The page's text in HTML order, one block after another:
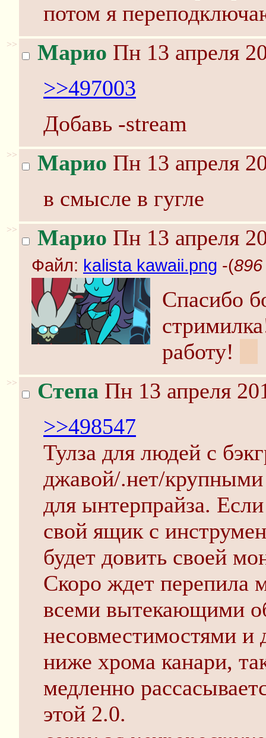
потом я
>> Марио Пн 13 апреля
>>497003
Добавь -stream
>> Марио Пн 13 апреля
в смысле в гугле
>> Марио Пн 13 апреля
Файл: kalista kawaii.png -(
Спасибо
работу!
>> Степа Пн 13 апреля
>>498547
Тулза для людей с
джавой/.нет/
для ынтерпрайза.
свой ящик с
будет довить своей
Скоро ждет перепила
всеми вытекающими
несовместимостями и
ниже хрома канари,
медленно
этой 2.0.